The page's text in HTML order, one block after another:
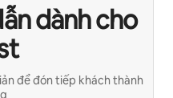
dành cho
để đón tiếp khách thành